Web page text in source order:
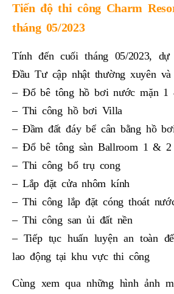
Tiến độ thi công Charm
tháng 05/2023
Tính đến cuối tháng 05/2023,
Đầu Tư cập nhật thường xuyên và
– Đổ bê tông hồ bơi nước mặn 1
– Thi công hồ bơi Villa
– Đầm đất đáy bể cân bằng hồ
– Đổ bê tông sàn Ballroom 1 & 2
– Thi công bổ trụ cong
– Lắp đặt cửa nhôm kính
– Thi công lắp đặt cóng thoát
– Thi công san ủi đất nền
– Tiếp tục huấn luyện an toàn
lao động tại khu vực thi công
Cùng xem qua những hình ảnh